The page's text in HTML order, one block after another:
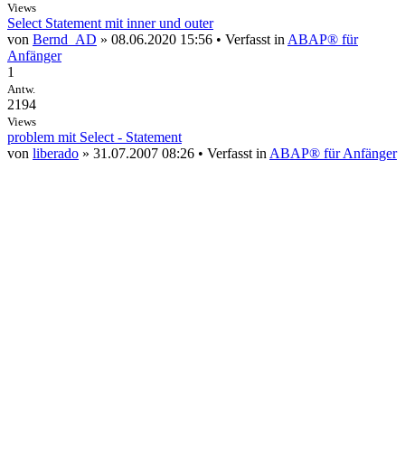
Views
Select Statement mit inner und outer
von Bernd_AD » 08.06.2020 15:56 • Verfasst in ABAP® für
Anfänger
1
Antw.
2194
Views
problem mit Select - Statement
von liberado » 31.07.2007 08:26 • Verfasst in ABAP® für Anfänger